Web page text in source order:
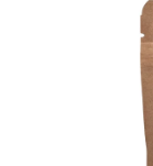
PRO CHOVATELE